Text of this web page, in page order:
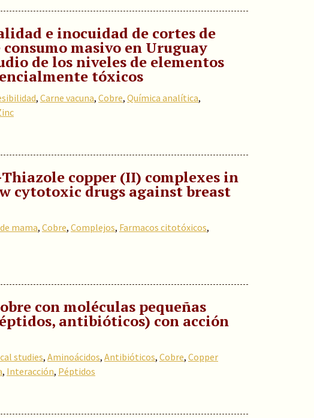
e inocuidad de cortes de
consumo masivo en Uruguay
de los niveles de elementos
tóxicos
, Carne vacuna, Cobre, Química analítica,
copper (II) complexes in
cytotoxic drugs against breast
mama, Cobre, Complejos, Farmacos citotóxicos,
con moléculas pequeñas
antibióticos) con acción
studies, Aminoácidos, Antibióticos, Cobre, Copper
, Interacción, Péptidos